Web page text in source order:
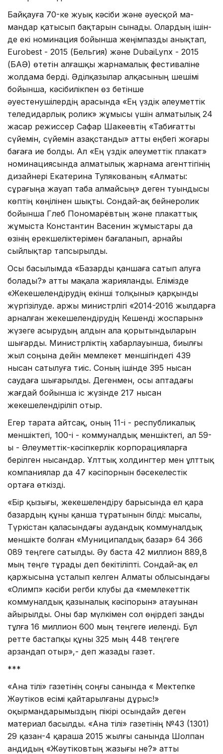
Байқауға 70-ке жуық кәсіби және әуесқой ма­
мандар қатысып бақта­рын сынады. Олардың ішін­
де екі номинация бойынша жеңімпазды анық­тап,
Euro­best - 2015 (Бельгия) және Du­bai­Lynx - 2015
(БАӘ) өтетін алғашқы жарнамалық фестиваліне
жолдама берді. Әділқазылар алқасының шешімі
бойынша, кәсібилікпен өз бетінше
әуестенушілердің арасында «Ең үздік әлеуметтік
теледидарлық ролик» жұмысы үшін ал­ма­тылық 24
жасар ре­жиссер Сафар Шакеевтің «Табиғатты
сүйемін, сүйемін Қазақстанды» атты еңбегі жоғары
бағаға ие болды. Ал «Ең үздік әлеуметтік плакат»
номина­ция­сында алматылық жарнама агент­тігінің
дизайнері Екатерина Туля­кова­ның «Алматы:
сұрағыңа жауап таба алмайсың» деген туындысы
көптің көңілінен шықты. Сондай-ақ бейнеролик
бойынша Глеб Пономарёвтың және плакаттық
жұмыста Константин Васенин жұмыстары да
өзінің ерекшеліктерімен бағаланып, арнайы
сыйлықтар тапсырылды.
Осы басылымда «Базарды қаншаға сатып алуға
болады?» атты мақала жарияланды. Елімізде
«Жекешелендірудің екінші толқыны» қарқынды
жүргізілуде. Қаржы министрлігі «2014-2016 жылдарға
арналған жекешелендірудің Кешенді жоспарын»
жүзеге асырудың алдын ала қорытындыларын
шығарды. Министрліктің хабарлауынша, биылғы
жыл соңына дейін мемлекет меншігіндегі 439
нысан сатылуға тиіс. Соның ішінде 395 нысан
саудаға шығарылды. Дегенмен, осы аптадағы
жағдай бойынша іс жүзінде 217 нысан
жекешелендіріліп отыр.
Егер тарата айтсақ, оның 11-і - респуб­ликалық
меншіктегі, 100-і - коммуналдық меншіктегі, ал 59-
ы - Әлеуметтік-кәсіп­керлік корпорацияларға
берілген нысандар. Ұлттық холдингтер мен ұлттық
компаниялар да 47 кәсіпорнын бәсекелестік
ортаға өт­кізді.
«Бір қызығы, жекешелендіру барысында ел қара
базардың құны қанша тұратынын білді: мысалы,
Түркістан қаласындағы аудандық коммуналдық
меншікте болған «Муниципалдық базар» 64 366
089 теңгеге сатылды. Әу баста 42 миллион 889,8
мың теңге тұрады деп бекітіліпті. Сондай-ақ ел
қаржысына ұсталып келген Алматы облысындағы
«Олимп» кәсіби регби клубы да «мемлекеттік
коммуналдық қазыналық кәсіпорын» атауынан
айырылды. Оны бар мүлкімен сол өңірдегі заңды
тұлға 16 миллион 600 мың теңгеге иеленді. Бұл
ретте бастапқы құны 325 мың 448 теңгеге
арзандап отыр»,- деп жазады газет.
***
«Ана тілі» газетінің соңғы санында « Мектепке
Жәутіков есімі қайтарылғаны дұрыс!»
оқырмандарымыздың пікірі осындай» деген
материал басылды. «Ана тілі» газетінің №43 (1301)
29 қазан-4 қараша 2015 жылғы санында Шолпан
Қандидың «Жәутіковтың жазығы не?» атты